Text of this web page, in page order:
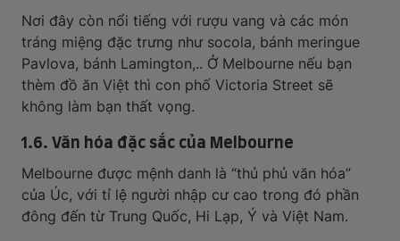
Nơi đây còn nổi tiếng với rượu vang và các món
tráng miệng đặc trưng như socola, bánh meringue
Pavlova, bánh Lamington,.. Ở Melbourne nếu bạn
thèm đồ ăn Việt thì con phố Victoria Street sẽ
không làm bạn thất vọng.
1.6. Văn hóa đặc sắc của Melbourne
Melbourne được mệnh danh là “thủ phủ văn hóa”
của Úc, với tỉ lệ người nhập cư cao trong đó phần
đông đến từ Trung Quốc, Hi Lạp, Ý và Việt Nam.